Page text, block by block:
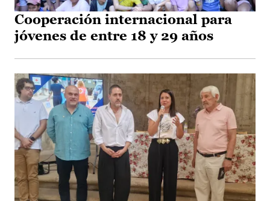
Cooperación internacional para
jóvenes de entre 18 y 29 años